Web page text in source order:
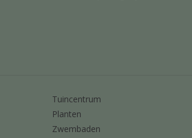
Tuincentrum
Planten
Zwembaden